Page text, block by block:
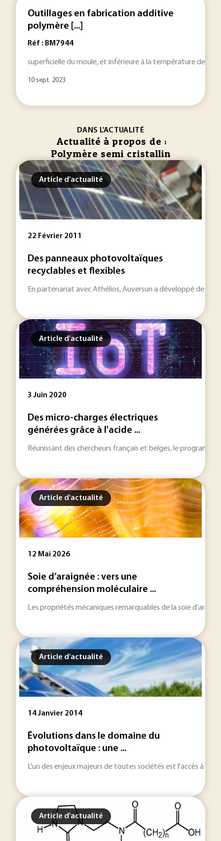
Outillages en fabrication additive
polymère [...]
Réf : BM7944
superficielle du moule, et inférieure à la température de
10 sept. 2023
DANS L'ACTUALITÉ
Actualité à propos de :
Polymère semi cristallin
Article d'actualité
22 Février 2011
Des panneaux photovoltaïques
recyclables et flexibles
En partenariat avec Athélios, Auversun a développé de
Article d'actualité
3 Juin 2020
Des micro-charges électriques
générées grâce à l'acide ...
Réunissant des chercheurs français et belges, le
Article d'actualité
12 Mai 2026
Soie d’araignée : vers une
compréhension moléculaire ...
Les propriétés mécaniques remarquables de la soie
Article d'actualité
14 Janvier 2014
Évolutions dans le domaine du
photovoltaïque : une ...
L'un des enjeux majeurs de toutes sociétés est l'accès à
Article d'actualité